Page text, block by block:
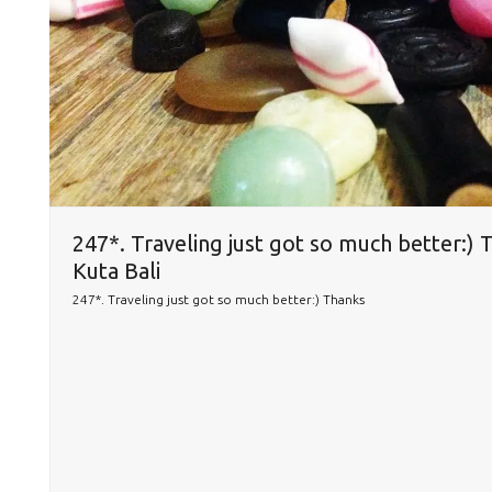
247*. Traveling just got so much better:)
Kuta Bali
247*. Traveling just got so much better:) Thanks